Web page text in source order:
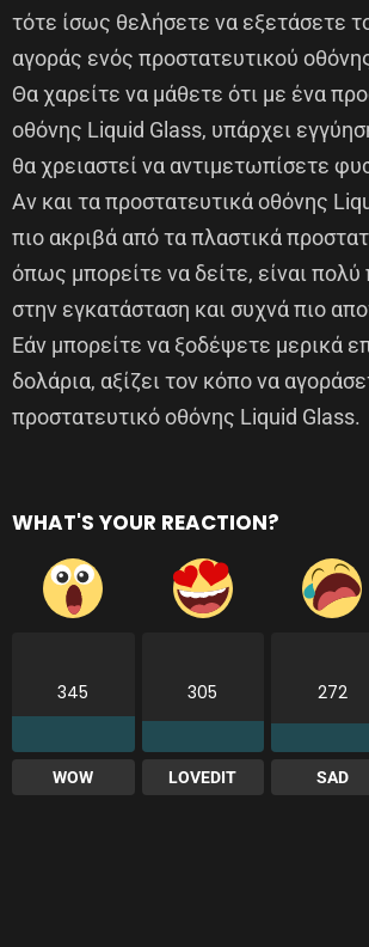
τότε ίσως θελήσετε να εξετάσετε
αγοράς ενός προστατευτικού
Θα χαρείτε να μάθετε ότι με ένα
οθόνης Liquid Glass, υπάρχει
θα χρειαστεί να αντιμετωπίσετε
Αν και τα προστατευτικά οθόνης
πιο ακριβά από τα πλαστικά
όπως μπορείτε να δείτε, είναι πολύ
στην εγκατάσταση και συχνά πιο
Εάν μπορείτε να ξοδέψετε μερικά
δολάρια, αξίζει τον κόπο να
προστατευτικό οθόνης Liquid Glass.
WHAT'S YOUR REACTION?
345
WOW
305
LOVEDIT
272
SAD